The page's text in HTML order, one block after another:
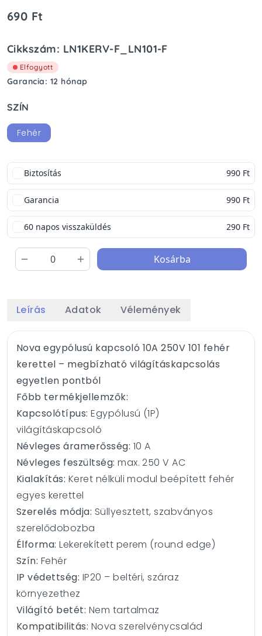
690 Ft
Cikkszám: LN1KERV-F_LN101-F
Elfogyott
Garancia: 12 hónap
SZÍN
Fehér
Biztosítás 990 Ft
Garancia 990 Ft
60 napos visszaküldés 290 Ft
Kosárba
Leírás Adatok Vélemények
Nova egypólusú kapcsoló 10A 250V 101 fehér
kerettel – megbízható világításkapcsolás
egyetlen pontból
Főbb termékjellemzők:
Kapcsolótípus: Egypólusú (1P)
világításkapcsoló
Névleges áramerősség: 10 A
Névleges feszültség: max. 250 V AC
Kialakítás: Keret nélküli modul beépített fehér
egyes kerettel
Szerelés módja: Süllyesztett, szabványos
szerelődobozba
Élforma: Lekerekített perem (round edge)
Szín: Fehér
IP védettség: IP20 – beltéri, száraz
környezethez
Világító betét: Nem tartalmaz
Kompatibilitás: Nova szerelvénycsalád